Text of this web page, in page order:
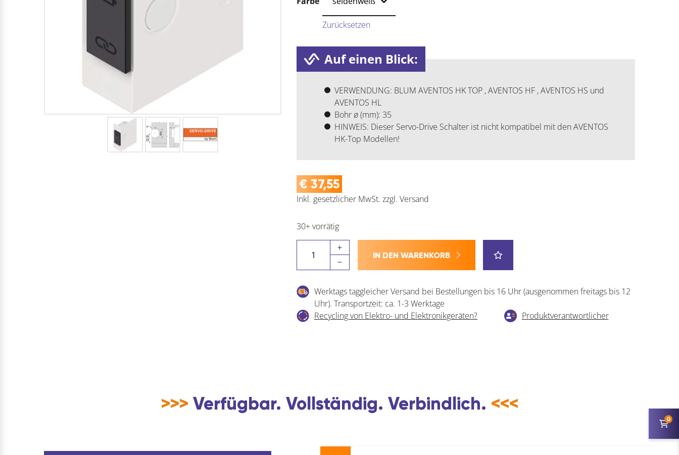
Zurücksetzen
Auf einen Blick:
VERWENDUNG: BLUM AVENTOS HK TOP , AVENTOS HF , AVENTOS HS und
AVENTOS HL
Bohr ø (mm): 35
HINWEIS: Dieser Servo-Drive Schalter ist nicht kompatibel mit den AVENTOS
HK-Top Modellen!
€ 37,55
Inkl. gesetzlicher MwSt. zzgl. Versand
30+ vorrätig
SERVO-
DRIVE
Menge
IN DEN WARENKORB
Werktags taggleicher Versand bei Bestellungen bis 16 Uhr (ausgenommen freitags bis 12
Uhr). Transportzeit: ca. 1-3 Werktage
Recycling von Elektro- und Elektronikgeräten?
Produktverantwortlicher
>>> Verfügbar. Vollständig. Verbindlich. <<<
0